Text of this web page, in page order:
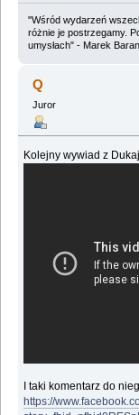
"Wśród wydarzeń
różnie je postrzegamy.
umysłach" - Marek
Q
Juror
Kolejny wywiad z
I taki komentarz do
https://